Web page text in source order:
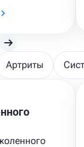
Артриты